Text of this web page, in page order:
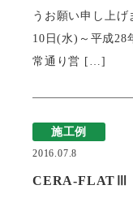
うお願い申し上げ
10日(水)～平成28
常通り営 […]
施工例
2016.07.8
CERA-FLATⅢ